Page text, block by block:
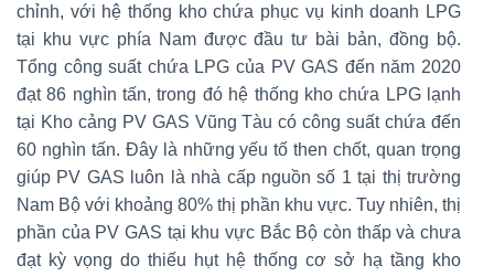
chỉnh, với hệ thống kho chứa phục vụ kinh doanh LPG
tại khu vực phía Nam được đầu tư bài bản, đồng bộ.
Tổng công suất chứa LPG của PV GAS đến năm 2020
đạt 86 nghìn tấn, trong đó hệ thống kho chứa LPG lạnh
tại Kho cảng PV GAS Vũng Tàu có công suất chứa đến
60 nghìn tấn. Đây là những yếu tố then chốt, quan trọng
giúp PV GAS luôn là nhà cấp nguồn số 1 tại thị trường
Nam Bộ với khoảng 80% thị phần khu vực. Tuy nhiên, thị
phần của PV GAS tại khu vực Bắc Bộ còn thấp và chưa
đạt kỳ vọng do thiếu hụt hệ thống cơ sở hạ tầng kho